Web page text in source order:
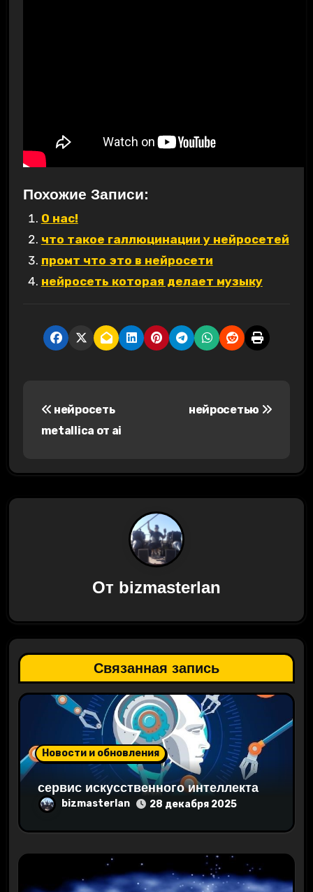
Похожие Записи:
О нас!
что такое галлюцинации у нейросетей
промт что это в нейросети
нейросеть которая делает музыку
и
я
п
о
п
с
я
м
нейросеть
metallica от ai
нейросетью
От bizmasterlan
Связанная запись
Новости и обновления
сервис искусственного интеллекта
bizmasterlan 28 декабря 2025